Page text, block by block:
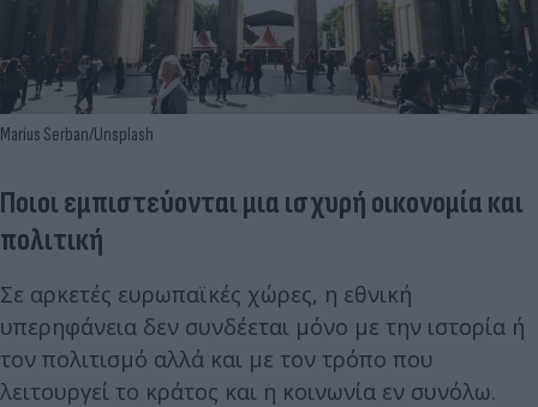
Marius Serban/Unsplash
Ποιοι εμπιστεύονται μια ισχυρή οικονομία και
πολιτική
Σε αρκετές ευρωπαϊκές χώρες, η εθνική
υπερηφάνεια δεν συνδέεται μόνο με την ιστορία ή
τον πολιτισμό αλλά και με τον τρόπο που
λειτουργεί το κράτος και η κοινωνία εν συνόλω.